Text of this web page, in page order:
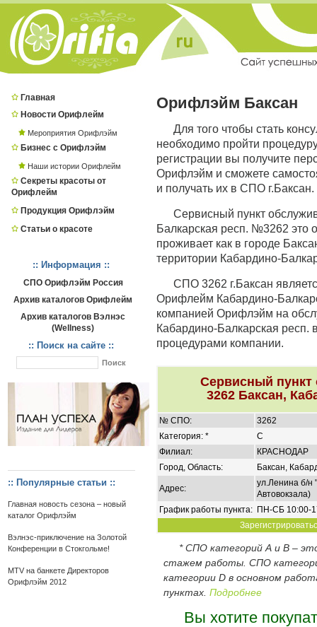
Главная
Новости Орифлейм
Мероприятия Орифлэйм
Бизнес с Орифлэйм
Наши истории Орифлейм
Секреты красоты от
Орифлейм
Продукция Орифлэйм
Статьи о красоте
:: Информация ::
СПО Орифлэйм Россия
Архив каталогов Орифлейм
Архив каталогов Вэлнэс
(Wellness)
:: Поиск на сайте ::
:: Популярные статьи ::
Главная новость сезона – новый
каталог Орифлэйм
Вэлнэс-приключение на Золотой
Конференции в Стокгольме!
MTV на банкете Директоров
Орифлэйм 2012
Орифлэйм Баксан
Для того чтобы стать
необходимо пройти
регистрации вы получите
Орифлэйм и сможете
и получать их в СПО г.Баксан.
Сервисный пункт
Балкарская респ. №3262 это
проживает как в городе
территории Кабардино-
СПО 3262 г.Баксан
Орифлейм Кабардино-
компанией Орифлэйм на
Кабардино-Балкарская респ.
процедурами компании.
Сервисный
3262 Баксан,
№ СПО:
3262
Категория: *
C
Филиал:
КРАСНОДАР
Город, Область:
Баксан,
Адрес:
ул.Ленина б/н
Автовокзала)
График работы пункта: ПН-СБ 10:00-
* СПО категорий А и В –
стажем работы. СПО
категории D в основном
пунктах. Подробнее
Вы хотите